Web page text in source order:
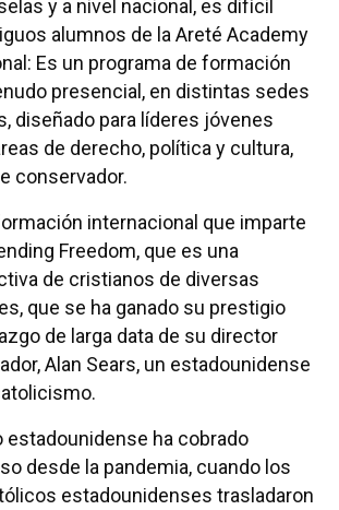
y a nivel nacional, es difícil
alumnos de la Areté Academy
Es un programa de formación
presencial, en distintas sedes
diseñado para líderes jóvenes
de derecho, política y cultura,
conservador.
internacional que imparte
Freedom, que es una
de cristianos de diversas
que se ha ganado su prestigio
de larga data de su director
Alan Sears, un estadounidense
estadounidense ha cobrado
desde la pandemia, cuando los
estadounidenses trasladaron